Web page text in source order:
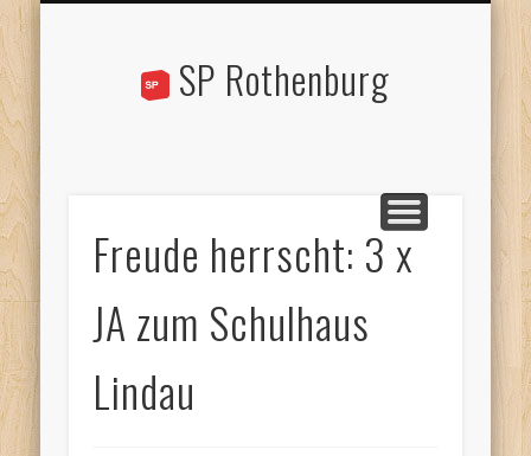
SP Rothenburg
Freude herrscht: 3 x
JA zum Schulhaus
Lindau